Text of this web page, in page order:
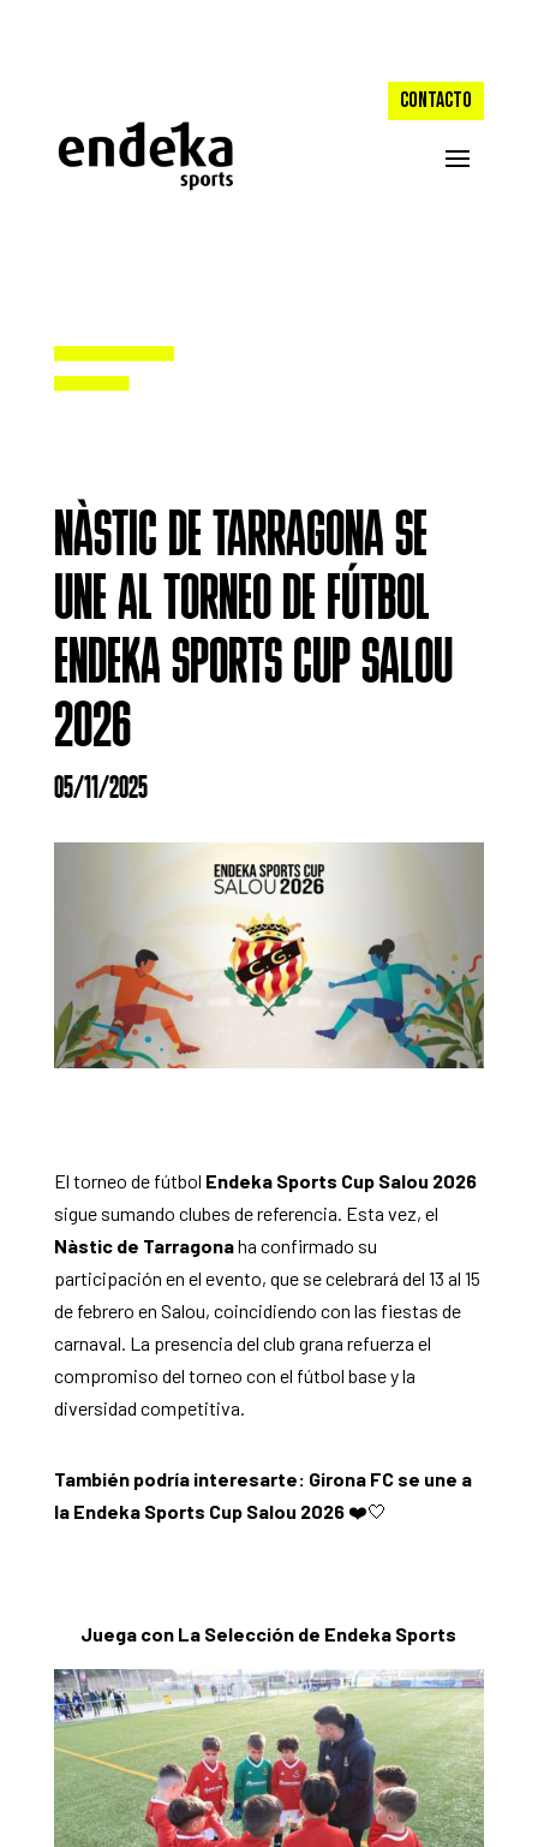
CONTACTO
NÀSTIC DE TARRAGONA SE
UNE AL TORNEO DE FÚTBOL
ENDEKA SPORTS CUP SALOU
2026
05/11/2025
El torneo de fútbol Endeka Sports Cup Salou 2026
sigue sumando clubes de referencia. Esta vez, el
Nàstic de Tarragonaha confirmado su
participación en el evento, que se celebrará del 13 al 15
de febrero en Salou, coincidiendo con las fiestas de
carnaval. La presencia del club grana refuerza el
compromiso del torneo con el fútbol base y la
diversidad competitiva.
También podría interesarte: Girona FC se une a
la Endeka Sports Cup Salou 2026❤️🤍
Juega con La Selección de Endeka Sports